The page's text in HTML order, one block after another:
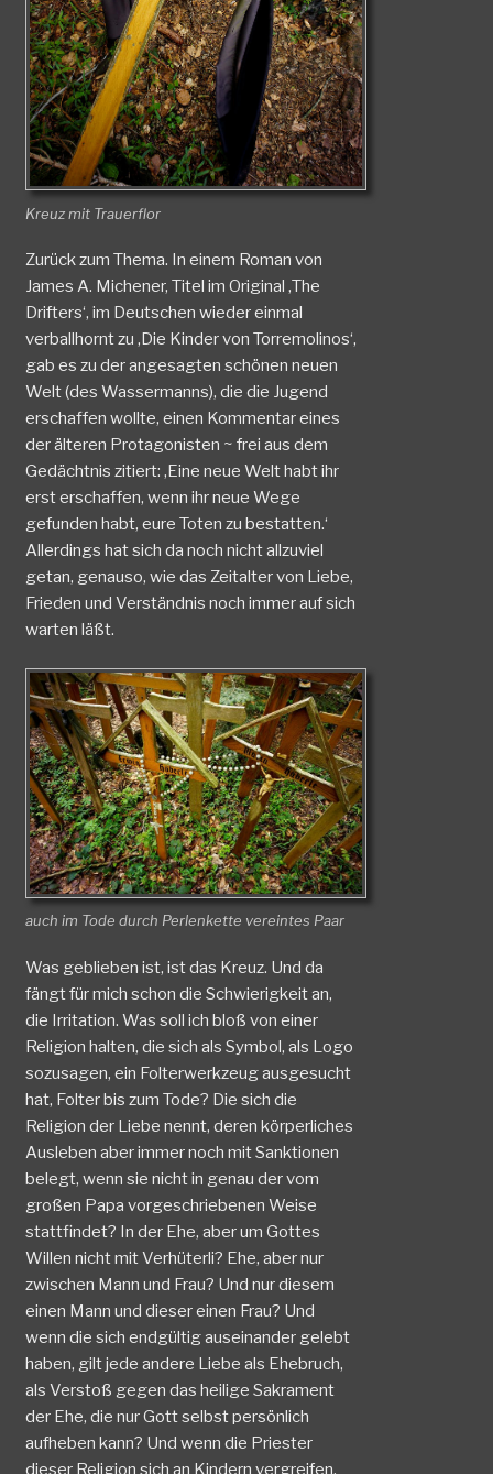
Kreuz mit Trauerflor
Zurück zum Thema. In einem Roman von
James A. Michener, Titel im Original ‚The
Drifters‘, im Deutschen wieder einmal
verballhornt zu ‚Die Kinder von Torremolinos‘,
gab es zu der angesagten schönen neuen
Welt (des Wassermanns), die die Jugend
erschaffen wollte, einen Kommentar eines
der älteren Protagonisten ~ frei aus dem
Gedächtnis zitiert: ‚Eine neue Welt habt ihr
erst erschaffen, wenn ihr neue Wege
gefunden habt, eure Toten zu bestatten.‘
Allerdings hat sich da noch nicht allzuviel
getan, genauso, wie das Zeitalter von Liebe,
Frieden und Verständnis noch immer auf sich
warten läßt.
auch im Tode durch Perlenkette vereintes Paar
Was geblieben ist, ist das Kreuz. Und da
fängt für mich schon die Schwierigkeit an,
die Irritation. Was soll ich bloß von einer
Religion halten, die sich als Symbol, als Logo
sozusagen, ein Folterwerkzeug ausgesucht
hat, Folter bis zum Tode? Die sich die
Religion der Liebe nennt, deren körperliches
Ausleben aber immer noch mit Sanktionen
belegt, wenn sie nicht in genau der vom
großen Papa vorgeschriebenen Weise
stattfindet? In der Ehe, aber um Gottes
Willen nicht mit Verhüterli? Ehe, aber nur
zwischen Mann und Frau? Und nur diesem
einen Mann und dieser einen Frau? Und
wenn die sich endgültig auseinander gelebt
haben, gilt jede andere Liebe als Ehebruch,
als Verstoß gegen das heilige Sakrament
der Ehe, die nur Gott selbst persönlich
aufheben kann? Und wenn die Priester
dieser Religion sich an Kindern vergreifen,